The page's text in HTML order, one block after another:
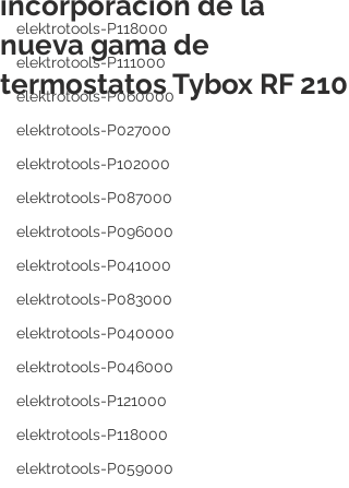
elektrotools-P118000
elektrotools-P111000
elektrotools-P060000
elektrotools-P027000
elektrotools-P102000
elektrotools-P087000
elektrotools-P096000
elektrotools-P041000
elektrotools-P083000
elektrotools-P040000
elektrotools-P046000
elektrotools-P121000
elektrotools-P118000
elektrotools-P059000
nueva gama de
termostatos Tybox RF 210